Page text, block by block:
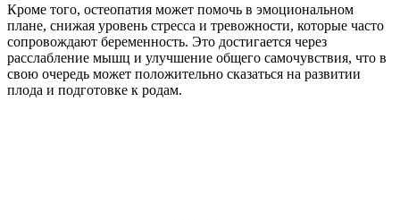
Кроме того, остеопатия может помочь в эмоциональном
плане, снижая уровень стресса и тревожности, которые часто
сопровождают беременность. Это достигается через
расслабление мышц и улучшение общего самочувствия, что в
свою очередь может положительно сказаться на развитии
плода и подготовке к родам.